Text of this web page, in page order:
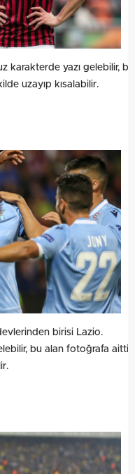
karakterde yazı gelebilir, bu
uzayıp kısalabilir.
birisi Lazio.
bu alan fotoğrafa aittir